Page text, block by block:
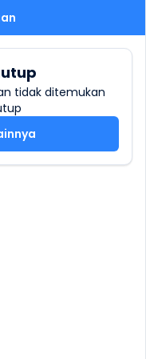
tidak ditemukan